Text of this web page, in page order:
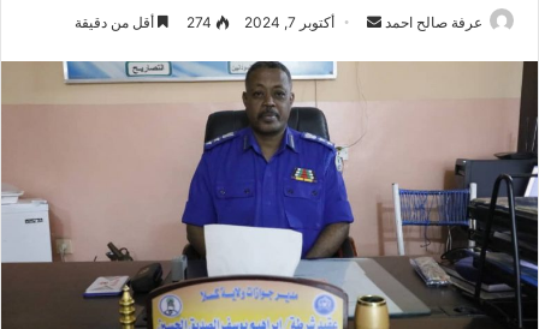
عرفة صالح احمد
ا
إ
ل
أكتوبر 7, 2024 274 أقل من دقيقة